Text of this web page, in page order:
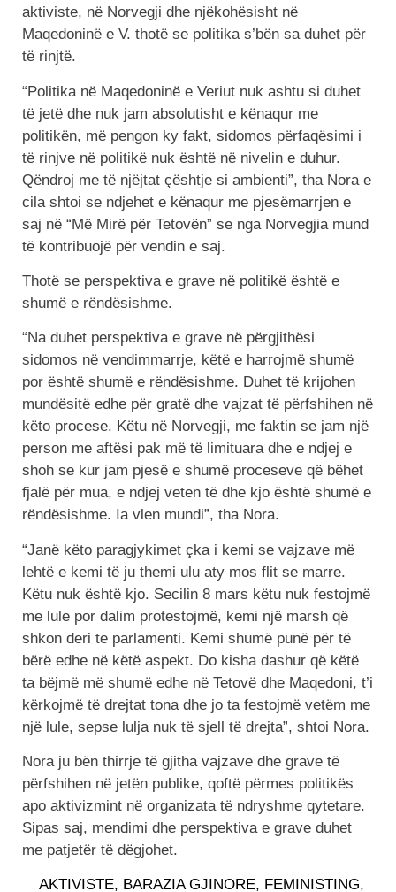
aktiviste, në Norvegji dhe njëkohësisht në
Maqedoninë e V. thotë se politika s’bën sa duhet për
të rinjtë.
“Politika në Maqedoninë e Veriut nuk ashtu si duhet
të jetë dhe nuk jam absolutisht e kënaqur me
politikën, më pengon ky fakt, sidomos përfaqësimi i
të rinjve në politikë nuk është në nivelin e duhur.
Qëndroj me të njëjtat çështje si ambienti”, tha Nora e
cila shtoi se ndjehet e kënaqur me pjesëmarrjen e
saj në “Më Mirë për Tetovën” se nga Norvegjia mund
të kontribuojë për vendin e saj.
Thotë se perspektiva e grave në politikë është e
shumë e rëndësishme.
“Na duhet perspektiva e grave në përgjithësi
sidomos në vendimmarrje, këtë e harrojmë shumë
por është shumë e rëndësishme. Duhet të krijohen
mundësitë edhe për gratë dhe vajzat të përfshihen në
këto procese. Këtu në Norvegji, me faktin se jam një
person me aftësi pak më të limituara dhe e ndjej e
shoh se kur jam pjesë e shumë proceseve që bëhet
fjalë për mua, e ndjej veten të dhe kjo është shumë e
rëndësishme. Ia vlen mundi”, tha Nora.
“Janë këto paragjykimet çka i kemi se vajzave më
lehtë e kemi të ju themi ulu aty mos flit se marre.
Këtu nuk është kjo. Secilin 8 mars këtu nuk festojmë
me lule por dalim protestojmë, kemi një marsh që
shkon deri te parlamenti. Kemi shumë punë për të
bërë edhe në këtë aspekt. Do kisha dashur që këtë
ta bëjmë më shumë edhe në Tetovë dhe Maqedoni, t’i
kërkojmë të drejtat tona dhe jo ta festojmë vetëm me
një lule, sepse lulja nuk të sjell të drejta”, shtoi Nora.
Nora ju bën thirrje të gjitha vajzave dhe grave të
përfshihen në jetën publike, qoftë përmes politikës
apo aktivizmint në organizata të ndryshme qytetare.
Sipas saj, mendimi dhe perspektiva e grave duhet
me patjetër të dëgjohet.
AKTIVISTE, BARAZIA GJINORE, FEMINISTING,